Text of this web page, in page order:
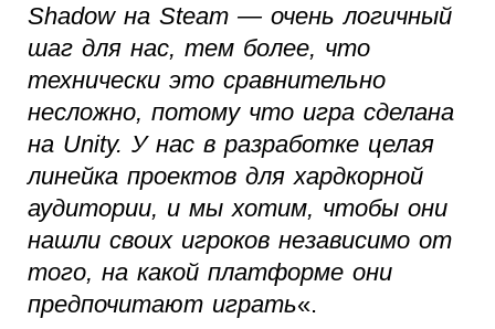
Shadow на Steam — очень логичный
шаг для нас, тем более, что
технически это сравнительно
несложно, потому что игра сделана
на Unity. У нас в разработке целая
линейка проектов для хардкорной
аудитории, и мы хотим, чтобы они
нашли своих игроков независимо от
того, на какой платформе они
предпочитают играть«.